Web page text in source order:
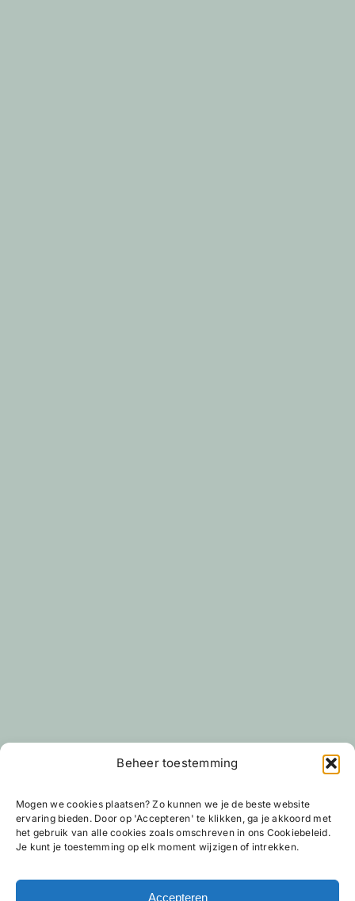
Beheer toestemming
Mogen we cookies plaatsen? Zo kunnen we je de beste website
ervaring bieden. Door op 'Accepteren' te klikken, ga je akkoord met
het gebruik van alle cookies zoals omschreven in ons Cookiebeleid.
Je kunt je toestemming op elk moment wijzigen of intrekken.
Accepteren